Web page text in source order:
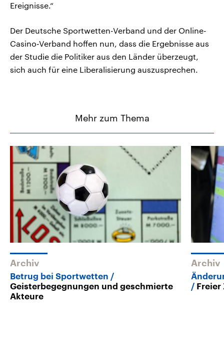
Ereignisse.“
Der Deutsche Sportwetten-Verband und der Online-
Casino-Verband hoffen nun, dass die Ergebnisse aus
der Studie die Politiker aus den Länder überzeugt,
sich auch für eine Liberalisierung auszusprechen.
Mehr zum Thema
Archiv
Betrug bei Sportwetten
Geisterbegegnungen und geschmierte
Akteure
Archiv